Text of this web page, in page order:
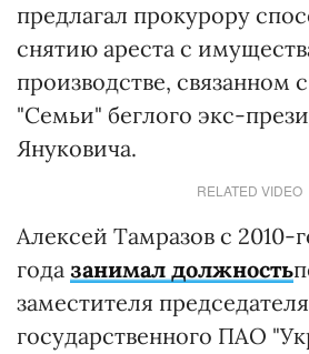
предлагал прокурору
снятию ареста с
производстве, связанном
"Семьи" беглого экс-
Януковича.
RELATED VIDEO
Алексей Тамразов с 2010-
года занимал должность
заместителя
государственного ПАО